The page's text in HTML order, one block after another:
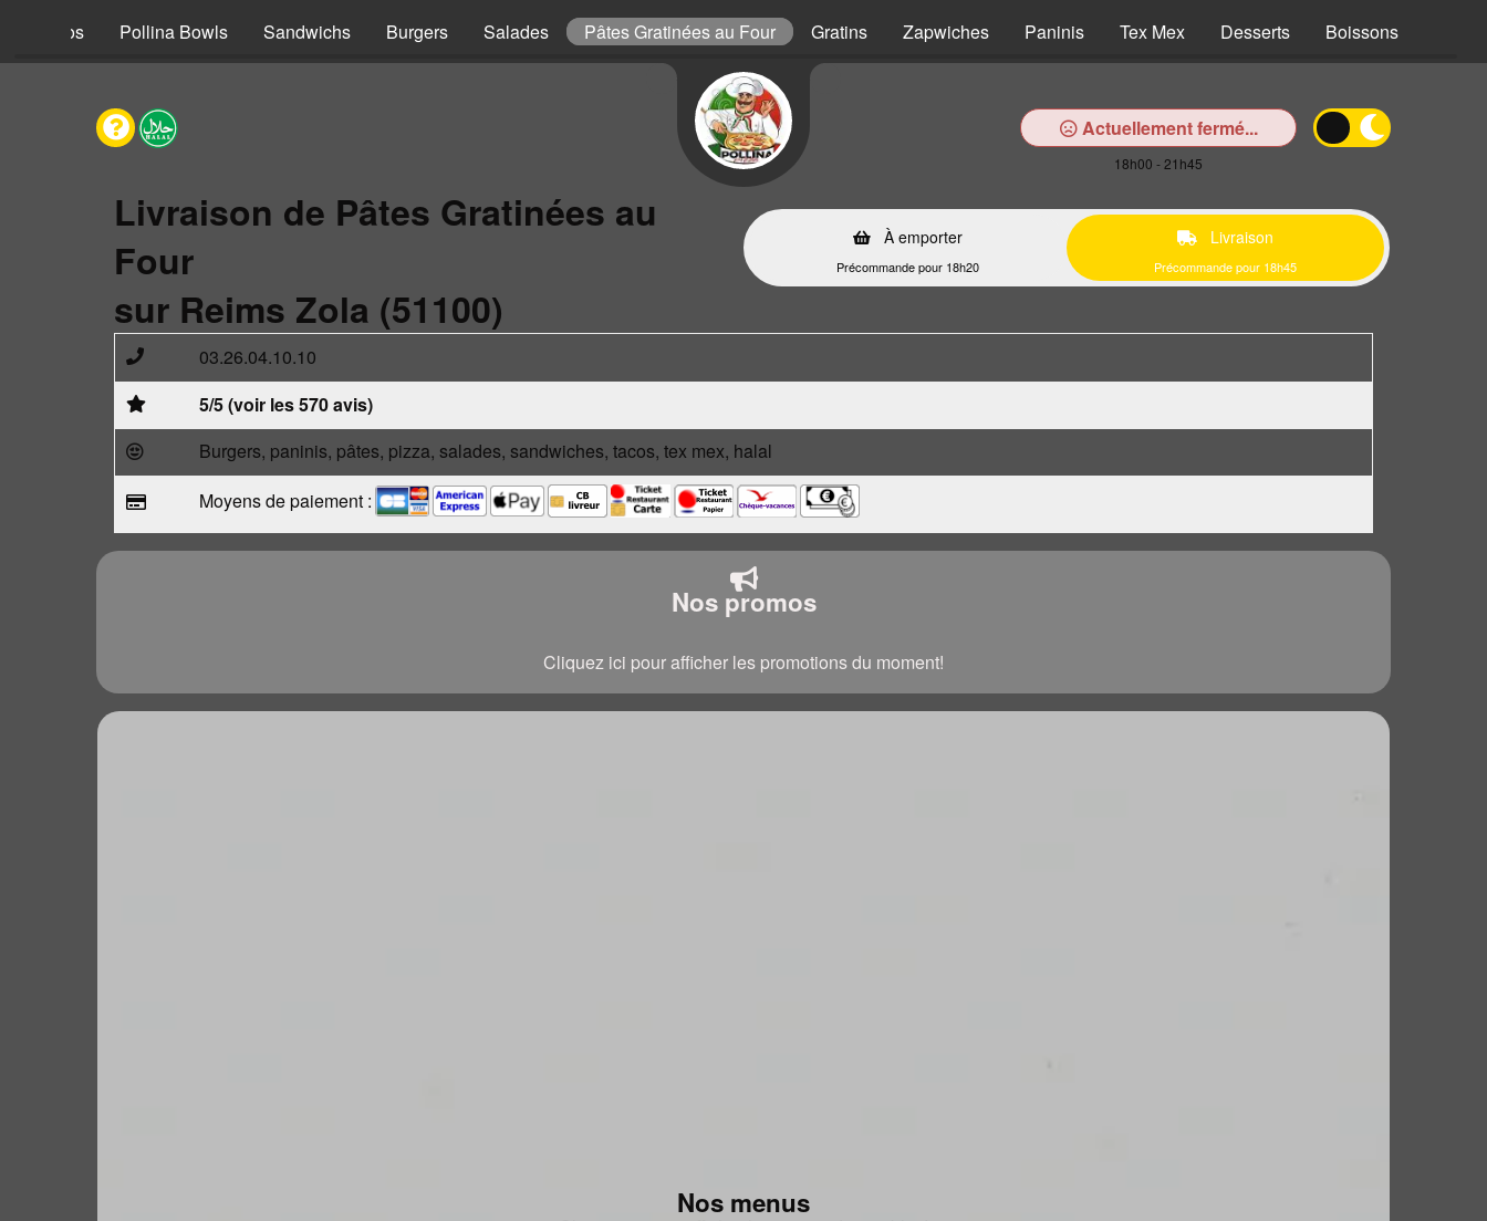
Tacos Pollina Bowls Sandwichs Burgers Salades Pâtes Gratinées au Four Gratins Zapwiches Paninis Tex Mex Desserts Boissons
Actuellement fermé...
18h00 - 21h45
Livraison de Pâtes Gratinées au
Four
sur Reims Zola (51100)
À emporter
Précommande pour 18h20
Livraison
Précommande pour 18h45
03.26.04.10.10
5/5 (voir les 570 avis)
Burgers, paninis, pâtes, pizza, salades, sandwiches, tacos, tex mex, halal
Moyens de paiement :
Nos promos
Cliquez ici pour afficher les promotions du moment!
Nos menus